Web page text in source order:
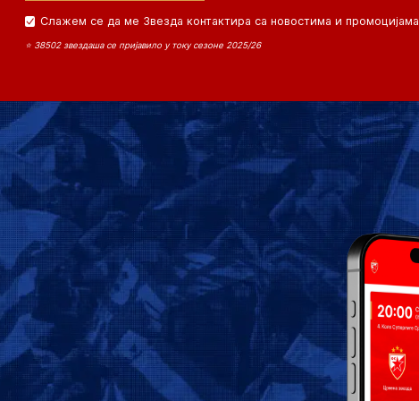
Слажем се да ме Звезда контактира са новостима и промоцијама
⭐ 38502 звездаша се пријавило у току сезоне 2025/26